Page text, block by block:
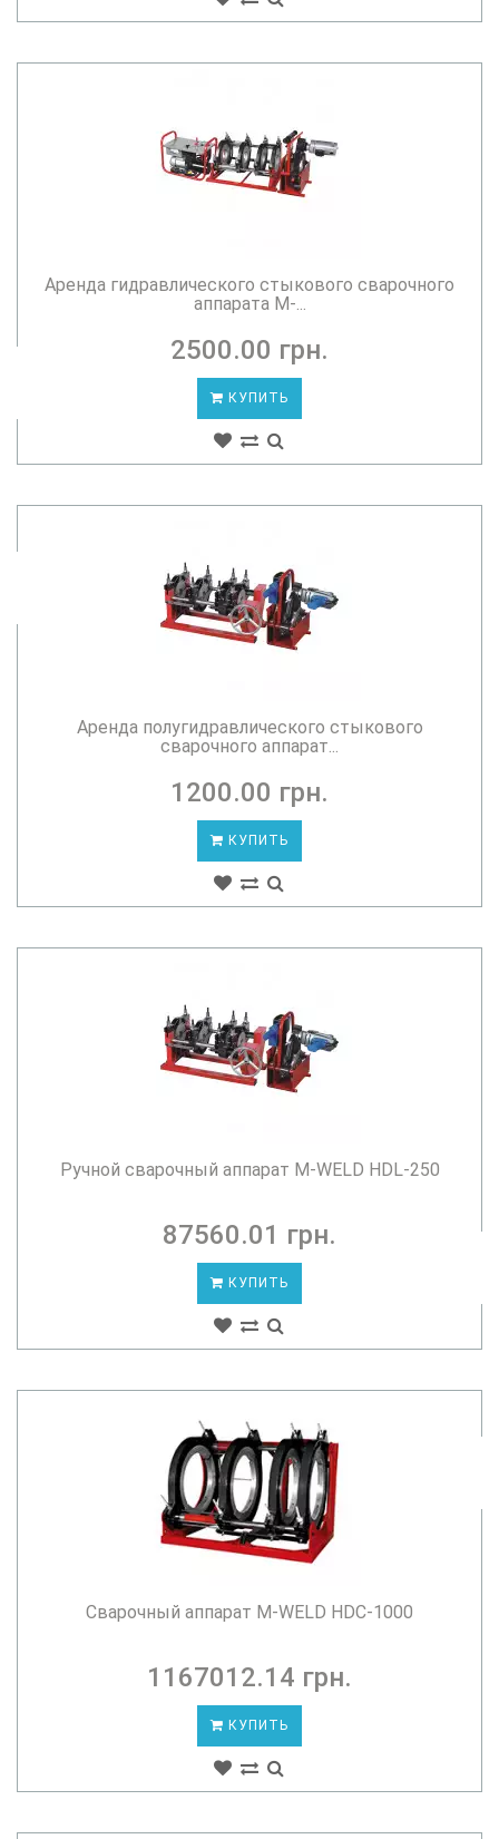
Аренда гидравлического стыкового сварочного
аппарата M-...
2500.00 грн.
КУПИТЬ
Аренда полугидравлического стыкового
сварочного аппарат...
1200.00 грн.
КУПИТЬ
Ручной сварочный аппарат M-WELD HDL-250
87560.01 грн.
КУПИТЬ
Сварочный аппарат M-WELD HDC-1000
1167012.14 грн.
КУПИТЬ